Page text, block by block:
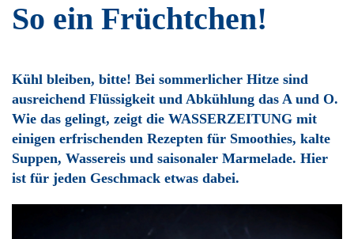
So ein Früchtchen!
Kühl bleiben, bitte! Bei sommer­licher Hitze sind
ausreichend Flüssigkeit und Abkühlung das A und O.
Wie das gelingt, zeigt die WASSERZEITUNG mit
einigen erfrischenden Rezepten für Smoo­thies, kalte
Suppen, Wassereis und saisonaler Marmelade. Hier
ist für jeden Geschmack etwas dabei.